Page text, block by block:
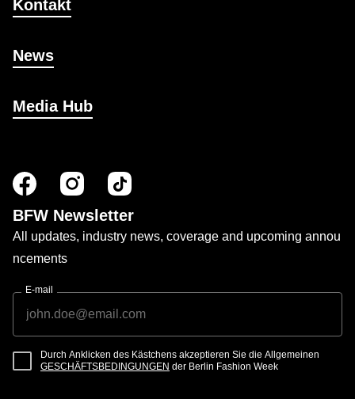
Kontakt
News
Media Hub
BFW Newsletter
All updates, industry news, coverage and upcoming annou
ncements
E-mail
Durch Anklicken des Kästchens akzeptieren Sie die Allgemeinen
GESCHÄFTSBEDINGUNGEN der Berlin Fashion Week